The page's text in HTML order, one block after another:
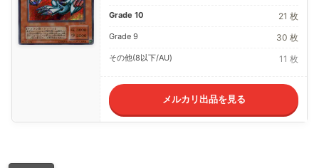
Grade 10 21 枚
Grade 9 30 枚
その他(8以下/AU) 11 枚
メルカリ出品を見る